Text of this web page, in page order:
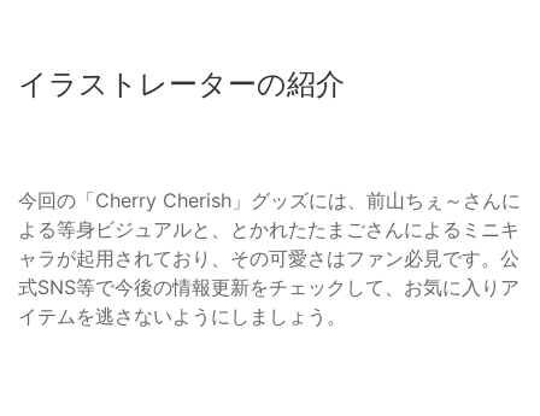
イラストレーターの紹介
今回の「Cherry Cherish」グッズには、前山ちぇ～さんに
よる等身ビジュアルと、とかれたたまごさんによるミニキ
ャラが起用されており、その可愛さはファン必見です。公
式SNS等で今後の情報更新をチェックして、お気に入りア
イテムを逃さないようにしましょう。